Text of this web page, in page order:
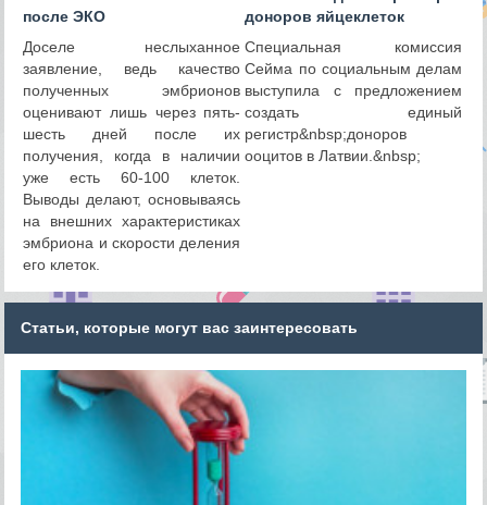
после ЭКО
Доселе неслыханное
заявление, ведь качество
полученных эмбрионов
оценивают лишь через пять-
шесть дней после их
получения, когда в наличии
уже есть 60-100 клеток.
Выводы делают, основываясь
на внешних характеристиках
эмбриона и скорости деления
его клеток.
доноров яйцеклеток
Специальная комиссия
Сейма по социальным делам
выступила с предложением
создать единый
регистр&nbsp;доноров
ооцитов в Латвии.&nbsp;
Статьи, которые могут вас заинтересовать